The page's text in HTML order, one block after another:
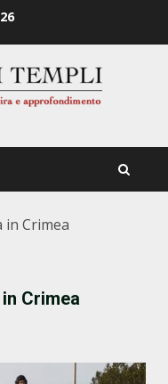
in Crimea
Crimea